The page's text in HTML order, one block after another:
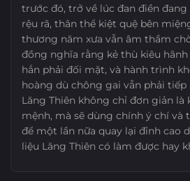
Tập 16 Tập 15
Tập 12 Tập 11
Tập 8 Tập 7
Tập 4 Tập 3
trước đó, trở về lúc đan điền đang
rệu rã, thân thể kiệt quệ bên
thương năm xưa vẫn âm thầm
đồng nghĩa rằng kẻ thù kiêu
hắn phải đối mặt, và hành trình
hoàng dù chông gai vẫn phải tiếp
Lăng Thiên không chỉ đơn giản là
mệnh, mà sẽ dùng chính ý chí và
để một lần nữa quay lại đỉnh cao
liệu Lăng Thiên có làm được hay